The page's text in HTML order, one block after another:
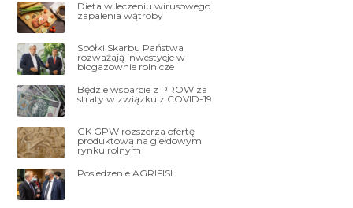
Dieta w leczeniu wirusowego
zapalenia wątroby
Spółki Skarbu Państwa
rozważają inwestycje w
biogazownie rolnicze
Będzie wsparcie z PROW za
straty w związku z COVID-19
GK GPW rozszerza ofertę
produktową na giełdowym
rynku rolnym
Posiedzenie AGRIFISH